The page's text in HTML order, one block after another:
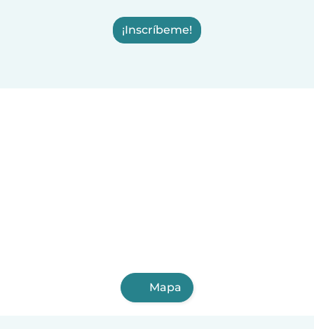
¡Inscríbeme!
Mapa